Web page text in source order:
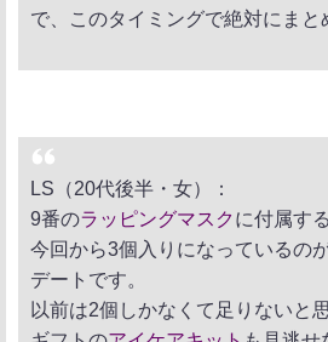
で、このタイミングで絶対にまと
LS（20代後半・女）：
9番のラッピングマスクに付属す
今回から3個入りになっているの
デートです。
以前は2個しかなくて足りないと